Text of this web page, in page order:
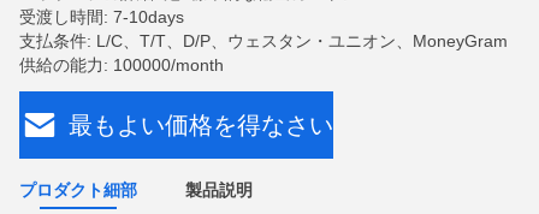
受渡し時間: 7-10days
支払条件: L/C、T/T、D/P、ウェスタン・ユニオン、MoneyGram
供給の能力: 100000/month
最もよい価格を得なさい
プロダクト細部 製品説明